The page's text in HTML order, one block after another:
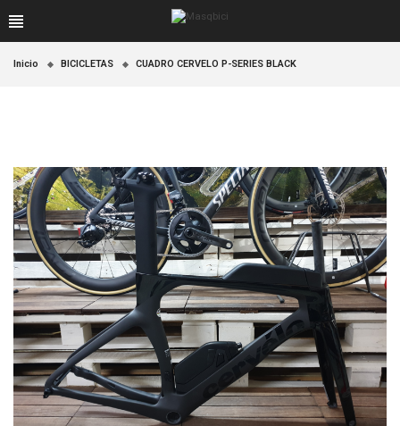
Inicio BICICLETAS CUADRO CERVELO P-SERIES BLACK